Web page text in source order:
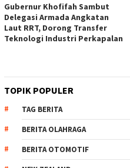
Gubernur Khofifah Sambut
Delegasi Armada Angkatan
Laut RRT, Dorong Transfer
Teknologi Industri Perkapalan
TOPIK POPULER
TAG BERITA
BERITA OLAHRAGA
BERITA OTOMOTIF